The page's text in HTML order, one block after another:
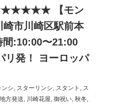
【モン
市川崎区駅前本
間:10:00〜21:00
！ ヨーロッパ
ンシ, スターリンシ, スタント , ス
地方発送, 川崎花屋, 御祝い, 秋冬,